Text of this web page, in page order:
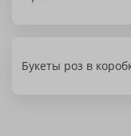
Букеты роз в